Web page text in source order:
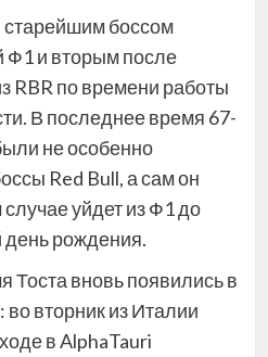
старейшим боссом
и вторым после
RBR по времени работы
В последнее время 67-
не особенно
Red Bull, а сам он
уйдет из Ф1 до
день рождения.
Тоста вновь появились в
во вторник из Италии
в AlphaTauri